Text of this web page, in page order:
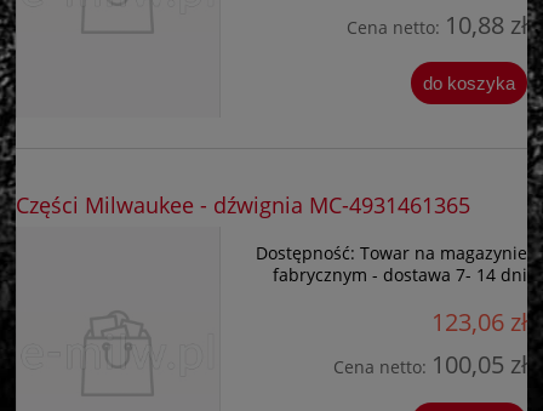
Cena netto: 10,88 zł
do koszyka
Części Milwaukee - dźwignia MC-4931461365
Dostępność: Towar na magazynie
fabrycznym - dostawa 7- 14 dni
123,06 zł
Cena netto: 100,05 zł